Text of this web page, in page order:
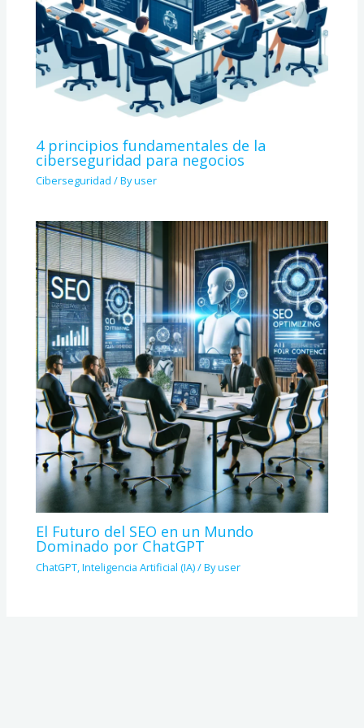
4 principios fundamentales de la
ciberseguridad para negocios
Ciberseguridad / Byuser
El Futuro del SEO en un Mundo
Dominado por ChatGPT
ChatGPT,Inteligencia Artificial (IA)/ Byuser